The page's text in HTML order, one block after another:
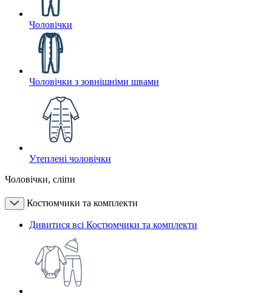
Чоловічки
Чоловічки з зовнішніми швами
Утеплені чоловічки
Чоловічки, сліпи
Костюмчики та комплекти
Дивитися всі Костюмчики та комплекти